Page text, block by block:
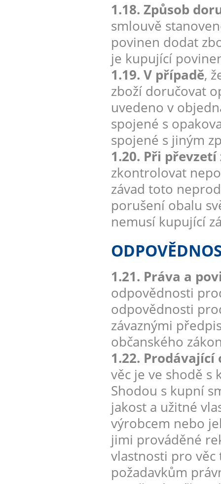
1.18. Způsob
smlouvě
povinen dodat
je kupující
1.19. V případě,
zboží doručovat
uvedeno v
spojené s
spojené s jiným
1.20. Při
zkontrolovat
závad toto
porušení obalu
nemusí kupující
1.21. Práva a
odpovědnosti
odpovědnosti
závaznými
občanského
1.22.
věc je ve shodě s
Shodou s kupní
jakost a užitné
výrobcem nebo
jimi prováděné
vlastnosti pro
požadavkům